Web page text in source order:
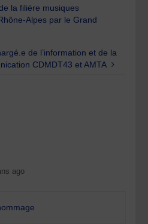
la filière musiques
Alpes par le Grand
de l’information et de la
CDMDT43 et AMTA
ago